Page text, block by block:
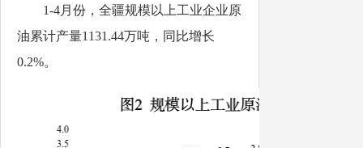
1-4月份 ，全疆规模以上工业企业原
油累计产量1131.44万吨，同比增长
0.2%。